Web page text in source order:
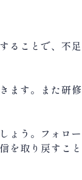
ることで、不足
ます。また研修
ょう。フォロー
を取り戻すこと